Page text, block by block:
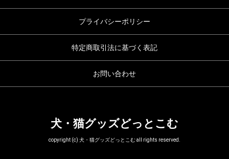
プライバシーポリシー
特定商取引法に基づく表記
お問い合わせ
犬・猫グッズどっとこむ
copyright (c) 犬・猫グッズどっとこむ all rights reserved.